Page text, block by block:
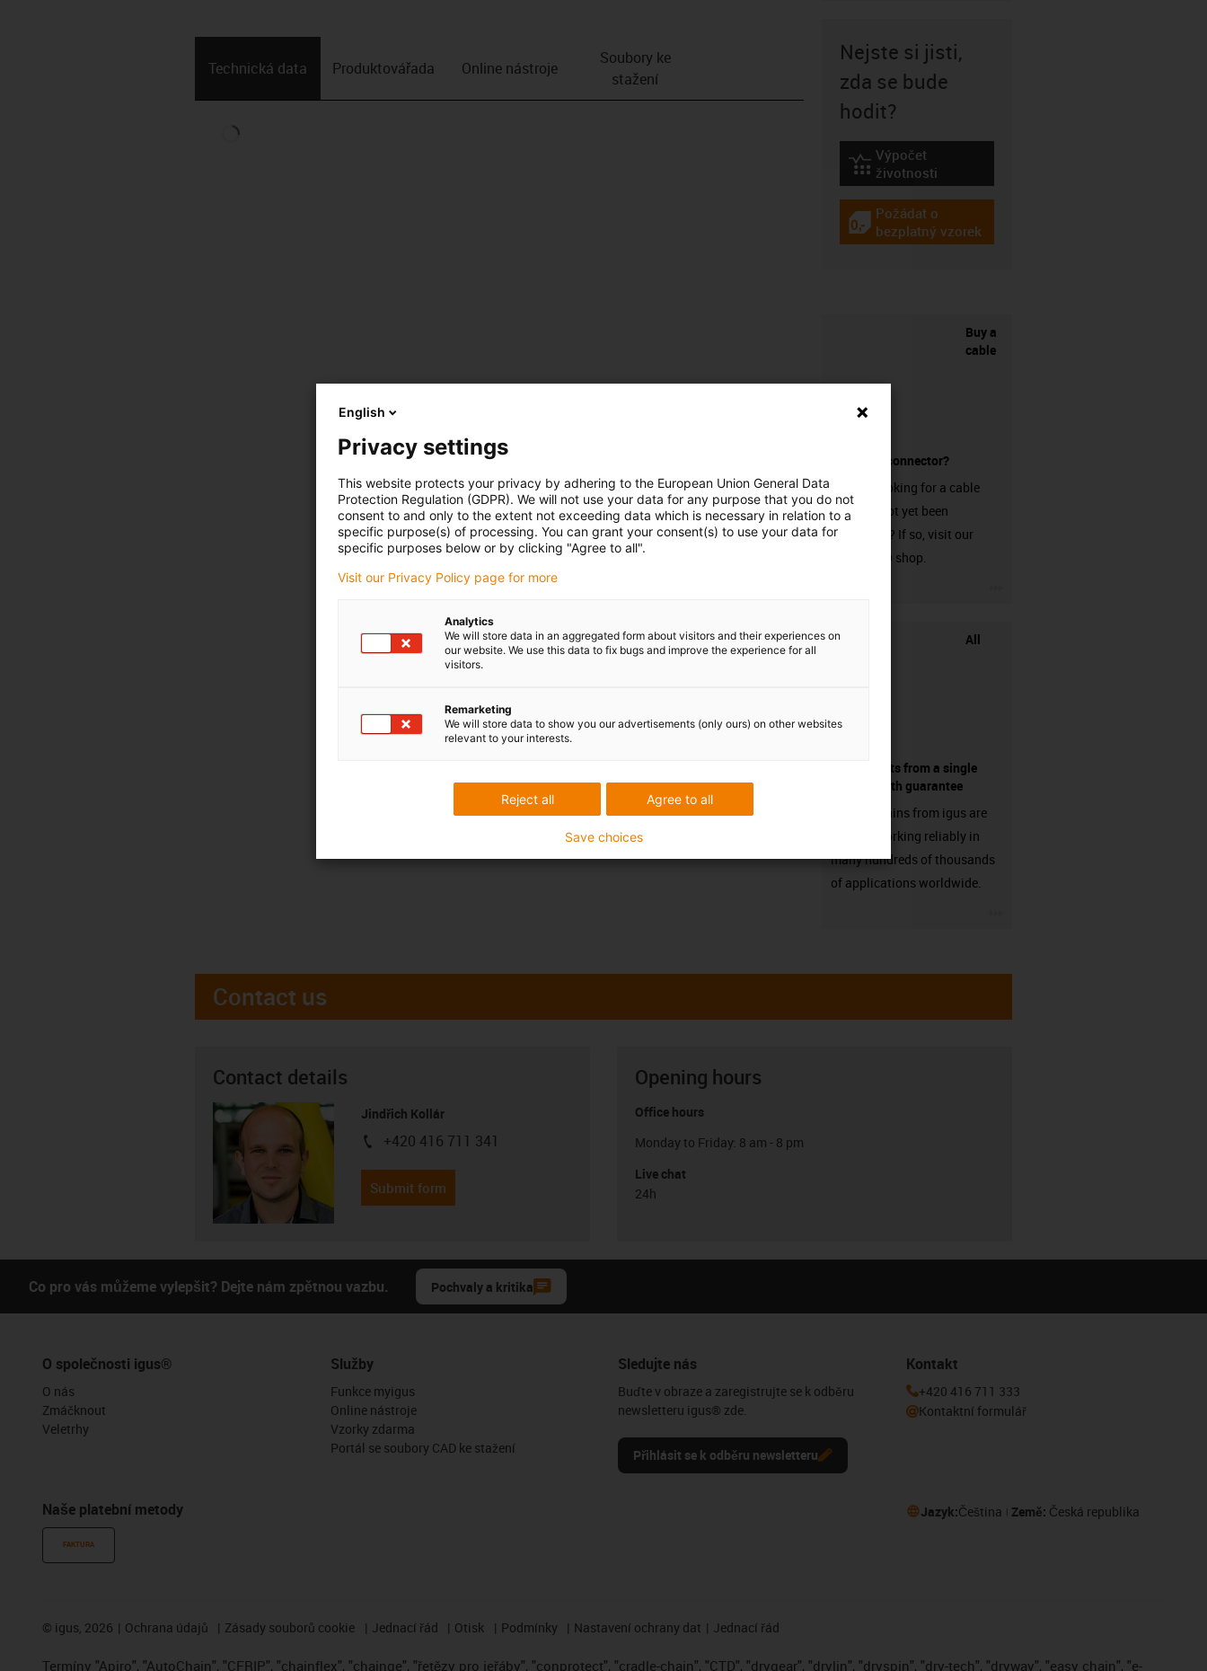
Technická data Produktová­řada Online nástroje
Soubory ke
stažení
Nejste si jisti,
zda se bude
hodit?
igus-icon-lebensdauerrechner
Výpočet
životnosti
igus-icon-gratismuster
Požádat o
bezplatný vzorek
Buy a
cable
without a connector?
Are you looking for a cable
that has not yet been
harnessed? If so, visit our
chainflex® shop.
All
components from a single
source - with guarantee
Energy chains from igus are
already working reliably in
many hundreds of thousands
of applications worldwide.
Contact us
Contact details
Jindřich Kollár
igus-icon-phone
+420 416 711 341
Submit form
Opening hours
Office hours
Monday to Friday: 8 am - 8 pm
Live chat
24h
Co pro vás můžeme vylepšit? Dejte nám zpětnou vazbu. Pochvaly a kritika
O společnosti igus®
O nás
Zmáčknout
Veletrhy
Naše platební metody
FAKTURA
Služby
Funkce myigus
Online nástroje
Vzorky zdarma
Portál se soubory CAD ke stažení
Sledujte nás
Buďte v obraze a zaregistrujte se k odběru
newsletteru igus® zde.
Přihlásit se k odběru newsletteru
Kontakt
+420 416 711 333
Kontaktní formulář
Jazyk:Čeština Země: Česká republika
© igus, 2026 Ochrana údajů Zásady souborů cookie Jednací řád Otisk Podmínky Nastavení ochrany dat Jednací řád
Termíny "Apiro", "AutoChain", "CFRIP", "chainflex", "chainge", "řetězy pro jeřáby", "conprotect", "cradle-chain", "CTD", "drygear", "drylin", "dryspin", "dry-tech", "dryway", "easy chain", "e-
English
Privacy settings
This website protects your privacy by adhering to the European Union General Data
Protection Regulation (GDPR). We will not use your data for any purpose that you do not
consent to and only to the extent not exceeding data which is necessary in relation to a
specific purpose(s) of processing. You can grant your consent(s) to use your data for
specific purposes below or by clicking "Agree to all".
Visit our Privacy Policy page for more
Analytics
We will store data in an aggregated form about visitors and their experiences on
our website. We use this data to fix bugs and improve the experience for all
visitors.
Remarketing
We will store data to show you our advertisements (only ours) on other websites
relevant to your interests.
Agree to all
Reject all
Save choices